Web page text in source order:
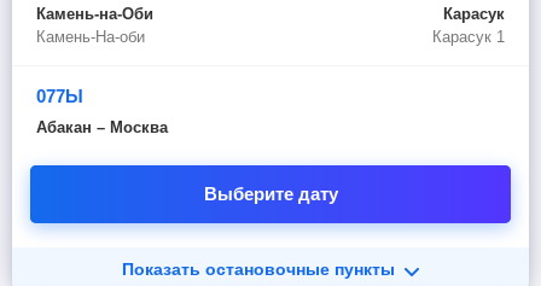
Камень-на-Оби
Камень-На-оби
Карасук
Карасук 1
077Ы
Абакан – Москва
Выберите дату
Показать остановочные пункты